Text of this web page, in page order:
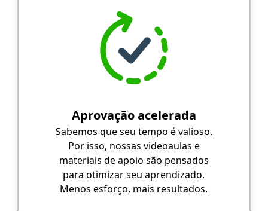
Aprovação acelerada
Sabemos que seu tempo é valioso.
Por isso, nossas videoaulas e
materiais de apoio são pensados
para otimizar seu aprendizado.
Menos esforço, mais resultados.